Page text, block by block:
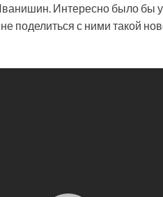
Интересно было бы
поделиться с ними такой